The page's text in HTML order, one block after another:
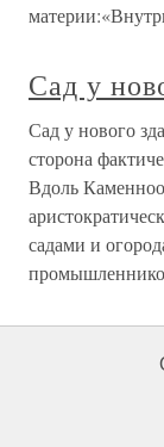
Сад у
Сад у нового
сторона
Вдоль
садами и